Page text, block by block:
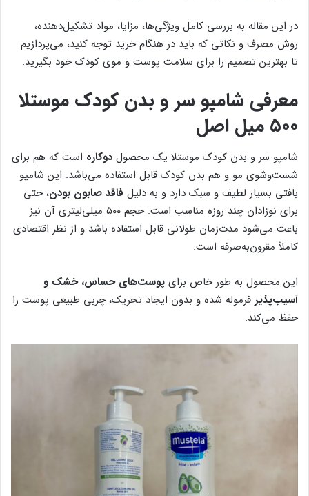
در این مقاله به بررسی کامل ویژگی‌ها، مزایا، مواد تشکیل‌دهنده،
روش مصرف و نکاتی که باید در هنگام خرید توجه کنید، می‌پردازیم
تا بهترین تصمیم را برای سلامت پوست و موی کودک خود بگیرید.
معرفی شامپو سر و بدن کودک موستلا
۵۰۰ میل اصل
شامپو سر و بدن کودک موستلا یک محصول دوکاره است که هم برای
شست‌وشوی مو و هم بدن کودک قابل استفاده می‌باشد. این شامپو
بافتی بسیار لطیف و سبک دارد و به دلیل فاقد صابون بودن، حتی
برای نوزادان چند روزه مناسب است. حجم ۵۰۰ میلی‌لیتری آن نیز
باعث می‌شود مدت‌زمان طولانی قابل استفاده باشد و از نظر اقتصادی
کاملاً مقرون‌به‌صرفه است.
این محصول به طور خاص برای پوست‌های حساس، خشک و
آسیب‌پذیر فرموله شده و بدون ایجاد تحریک، چربی طبیعی پوست را
حفظ می‌کند.